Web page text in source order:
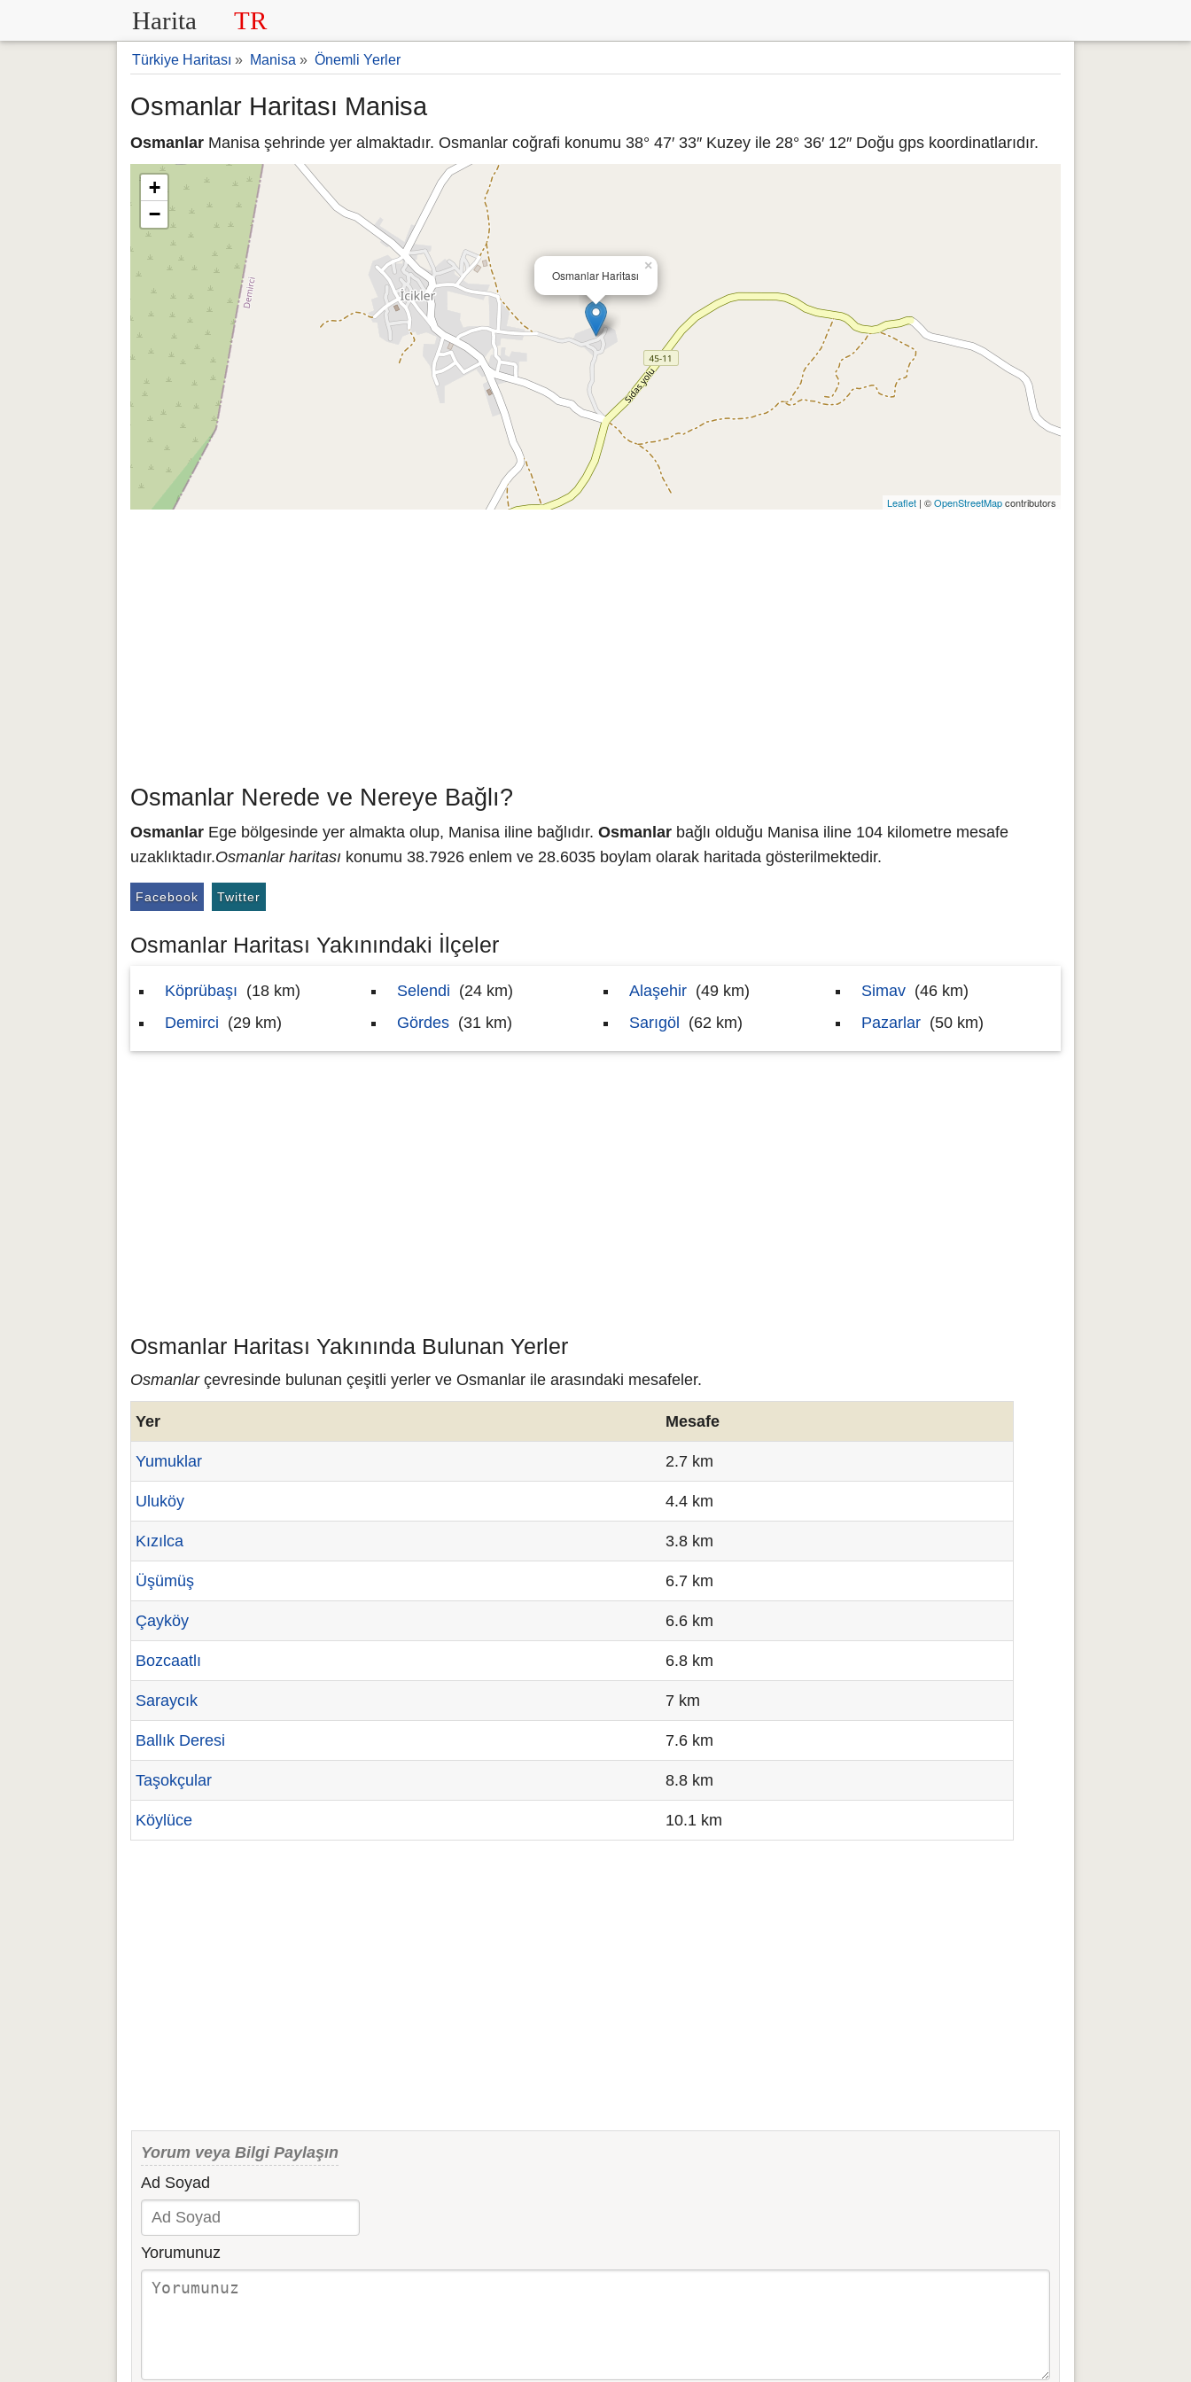
Harita TR
Türkiye Haritası » Manisa » Önemli Yerler
Osmanlar Haritası Manisa
Osmanlar Manisa şehrinde yer almaktadır. Osmanlar coğrafi konumu 38° 47′ 33″ Kuzey ile 28° 36′ 12″ Doğu gps koordinatlarıdır.
Osmanlar Haritası
×
+
−
Leaflet | ©OpenStreetMapcontributors
Osmanlar Nerede ve Nereye Bağlı?
Osmanlar Ege bölgesinde yer almakta olup, Manisa iline bağlıdır. Osmanlar bağlı olduğu Manisa iline 104 kilometre mesafe
uzaklıktadır.Osmanlar haritası konumu 38.7926 enlem ve 28.6035 boylam olarak haritada gösterilmektedir.
Facebook Twitter
Osmanlar Haritası Yakınındaki İlçeler
Köprübaşı (18 km)
Demirci (29 km)
Selendi (24 km)
Gördes (31 km)
Alaşehir (49 km)
Sarıgöl
(62 km)
Simav (46 km)
Pazarlar (50 km)
Osmanlar Haritası Yakınında Bulunan Yerler
Osmanlarçevresinde bulunan çeşitli yerler ve Osmanlar ile arasındaki mesafeler.
Yer Mesafe
Yumuklar 2.7 km
Uluköy 4.4 km
Kızılca 3.8 km
Üşümüş 6.7 km
Çayköy 6.6 km
Bozcaatlı 6.8 km
Saraycık 7 km
Ballık Deresi 7.6 km
Taşokçular 8.8 km
Köylüce 10.1 km
Yorum veya Bilgi Paylaşın
Ad Soyad
Yorumunuz